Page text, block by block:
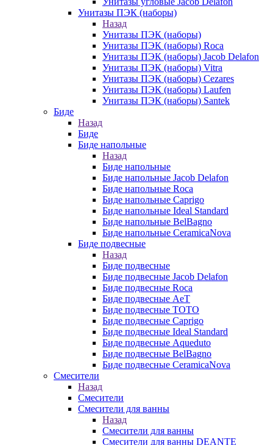
Унитазы ПЭК (наборы)
Назад
Унитазы ПЭК (наборы)
Унитазы ПЭК (наборы) Roca
Унитазы ПЭК (наборы) Jacob Delafon
Унитазы ПЭК (наборы) Vitra
Унитазы ПЭК (наборы) Cezares
Унитазы ПЭК (наборы) Laufen
Унитазы ПЭК (наборы) Santek
Биде
Назад
Биде
Биде напольные
Назад
Биде напольные
Биде напольные Jacob Delafon
Биде напольные Roca
Биде напольные Caprigo
Биде напольные Ideal Standard
Биде напольные BelBagno
Биде напольные CeramicaNova
Биде подвесные
Назад
Биде подвесные
Биде подвесные Jacob Delafon
Биде подвесные Roca
Биде подвесные AeT
Биде подвесные TOTO
Биде подвесные Caprigo
Биде подвесные Ideal Standard
Биде подвесные Aqueduto
Биде подвесные BelBagno
Биде подвесные CeramicaNova
Смесители
Назад
Смесители
Смесители для ванны
Назад
Смесители для ванны
Смесители для ванны DEANTE